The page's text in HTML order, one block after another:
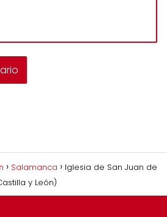
Salamanca
Iglesia de San Juan de
y León)